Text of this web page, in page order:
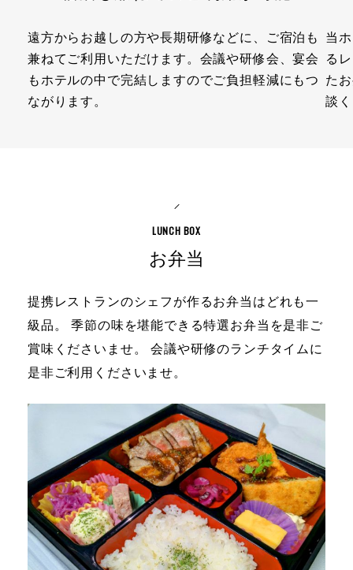
遠方からお越しの方や長期研修などに、ご宿泊も
兼ねてご利用いただけます。会議や研修会、宴会
もホテルの中で完結しますのでご負担軽減にもつ
ながります。
当
る
た
談
お弁当
提携レストランのシェフが作るお弁当はどれも一
級品。
季節の味を堪能できる特選お弁当を是非ご
賞味くださいませ。
会議や研修のランチタイムに
是非ご利用くださいませ。